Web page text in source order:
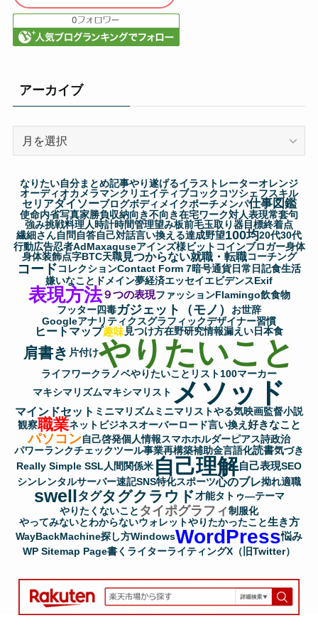
アーカイブ
イ
ブ
なりたい自分まとめ記事やり遂げるイラストレーターオレンジ
オーディオカメラマンクリエイティブコック コツシェフスキル
セリアダイソーブログボディメイクポーチメンパ仕事図鑑
使命内省写真家勝負収納向き不向き在宅ワーク対人表現常套句
強み挑戦料理人時計時間管理望み板前毛玉取り器目標終着点
繊細さん自問自答自己対話言い換える達成野望100均20代30代
行動広告忍者AdMaxaguseアインズ様ビットコインブロガー身体
身体装飾点字BTC天職見つからない就職・転職コーチング
コードコレクションContact Form 7暗号通貨日常 日記食生活
嫌いなこと ドメイン夢経済エッセイエビデンスExif
表現方法９つの表現ファッションFlamingo飲食物
フッター四毒ガジェット（モノ）
お世辞
Googleアナリティクスグラフィックデザイナー習慣
ヒートマップ趣味見つけ方在野研究情報漏えい日本食
肩書き 片付けやりたいこと
ライフワークラノベやりたいことリスト100マーカー
マキシマリズムマキシマリスト メソッド
マインドセット ミニマリズムミニマリストやる気映画監督小説
観察職業ネットビジネスオーバーロード言い換え 好きなこと
パソコン自己啓発個人情報スマホホルダーピアス詩政治
パワーランクチェックツール事業再構築補助金言語化読書気づき
Really Simple SSL 人間関係米 自己理解自己表現SEO
シンレンタルサーバー速記SNS特化スポーツ心のブレ拗れ適職
swellタグタグクラウド才能タトゥ―テーマ
やりたくないこと タイポグラフィ制服化
やってみないとわからないウォレットやりたかったこと生き方
WayBackMachine探し方WindowsWordPress悩み
WP Sitemap Page書く ライターライティングX（旧Twitter）